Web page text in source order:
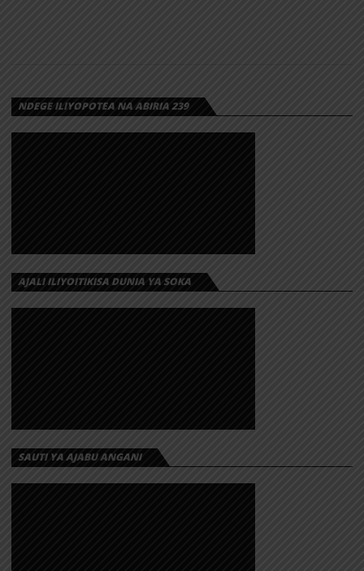
NDEGE ILIYOPOTEA NA ABIRIA 239
AJALI ILIYOITIKISA DUNIA YA SOKA
SAUTI YA AJABU ANGANI